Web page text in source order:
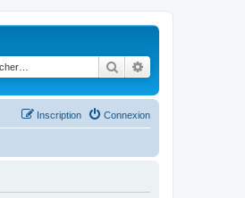
Rechercher
Connexion
Inscription